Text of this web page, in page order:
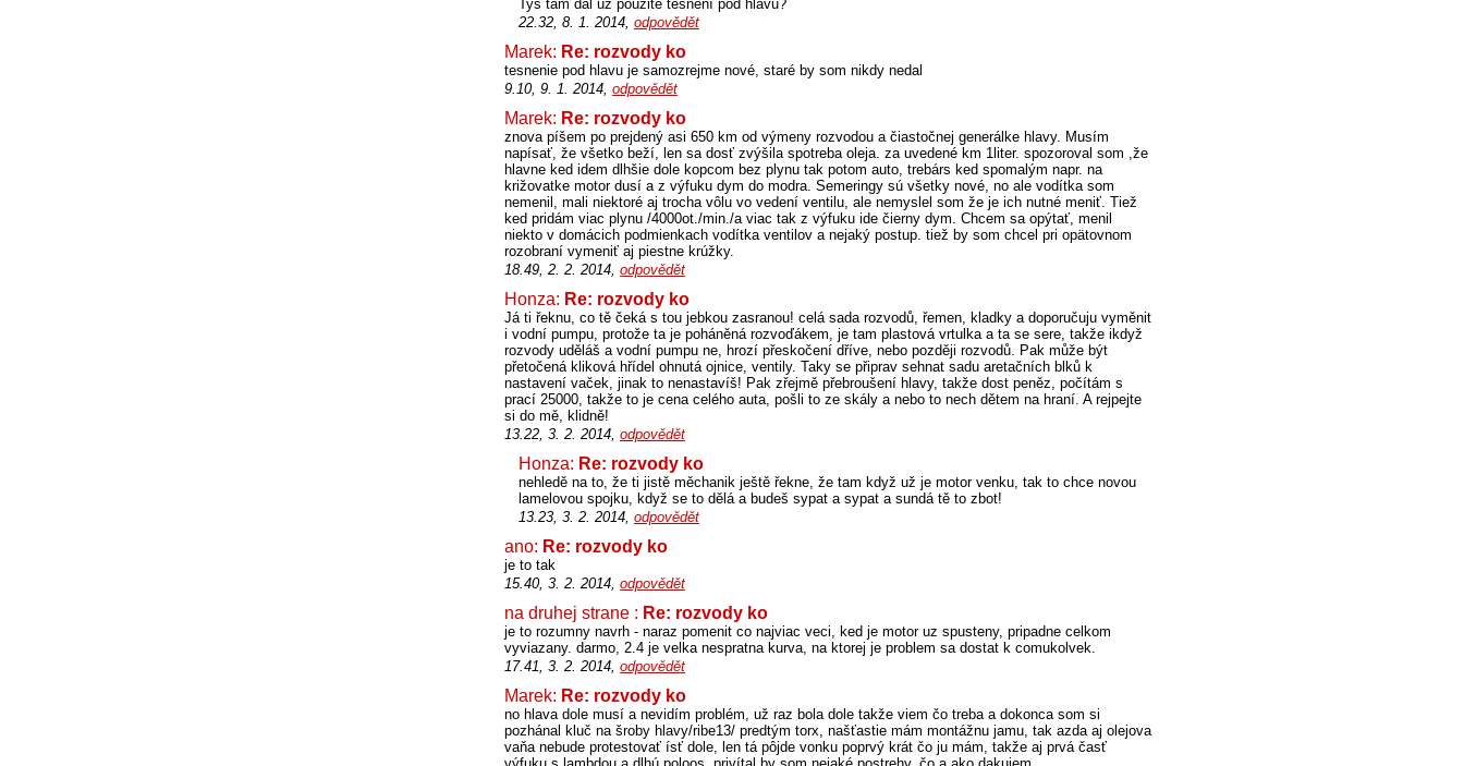
Tys tam dal už použité těsnění pod hlavu?
22.32, 8. 1. 2014, odpovědět
Marek: Re: rozvody ko
tesnenie pod hlavu je samozrejme nové, staré by som nikdy nedal
9.10, 9. 1. 2014, odpovědět
Marek: Re: rozvody ko
znova píšem po prejdený asi 650 km od výmeny rozvodou a čiastočnej generálke hlavy. Musím
napísať, že všetko beží, len sa dosť zvýšila spotreba oleja. za uvedené km 1liter. spozoroval som ,že
hlavne ked idem dlhšie dole kopcom bez plynu tak potom auto, trebárs ked spomalým napr. na
križovatke motor dusí a z výfuku dym do modra. Semeringy sú všetky nové, no ale vodítka som
nemenil, mali niektoré aj trocha vôlu vo vedení ventilu, ale nemyslel som že je ich nutné meniť. Tiež
ked pridám viac plynu /4000ot./min./a viac tak z výfuku ide čierny dym. Chcem sa opýtať, menil
niekto v domácich podmienkach vodítka ventilov a nejaký postup. tiež by som chcel pri opätovnom
rozobraní vymeniť aj piestne krúžky.
18.49, 2. 2. 2014, odpovědět
Honza: Re: rozvody ko
Já ti řeknu, co tě čeká s tou jebkou zasranou! celá sada rozvodů, řemen, kladky a doporučuju vyměnit
i vodní pumpu, protože ta je poháněná rozvoďákem, je tam plastová vrtulka a ta se sere, takže ikdyž
rozvody uděláš a vodní pumpu ne, hrozí přeskočení dříve, nebo později rozvodů. Pak může být
přetočená kliková hřídel ohnutá ojnice, ventily. Taky se připrav sehnat sadu aretačních blků k
nastavení vaček, jinak to nenastavíš! Pak zřejmě přebroušení hlavy, takže dost peněz, počítám s
prací 25000, takže to je cena celého auta, pošli to ze skály a nebo to nech dětem na hraní. A rejpejte
si do mě, klidně!
13.22, 3. 2. 2014, odpovědět
Honza: Re: rozvody ko
nehledě na to, že ti jistě měchanik ještě řekne, že tam když už je motor venku, tak to chce novou
lamelovou spojku, když se to dělá a budeš sypat a sypat a sundá tě to zbot!
13.23, 3. 2. 2014, odpovědět
ano: Re: rozvody ko
je to tak
15.40, 3. 2. 2014, odpovědět
na druhej strane : Re: rozvody ko
je to rozumny navrh - naraz pomenit co najviac veci, ked je motor uz spusteny, pripadne celkom
vyviazany. darmo, 2.4 je velka nespratna kurva, na ktorej je problem sa dostat k comukolvek.
17.41, 3. 2. 2014, odpovědět
Marek: Re: rozvody ko
no hlava dole musí a nevidím problém, už raz bola dole takže viem čo treba a dokonca som si
pozhánal kluč na šroby hlavy/ribe13/ predtým torx, našťastie mám montážnu jamu, tak azda aj olejova
vaňa nebude protestovať ísť dole, len tá pôjde vonku poprvý krát čo ju mám, takže aj prvá časť